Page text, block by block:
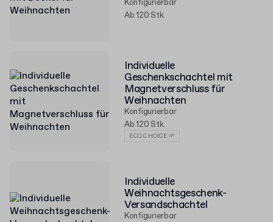
Konfigurierbar
Ab 120 Stk.
Individuelle
Geschenkschachtel mit
Magnetverschluss für
Weihnachten
Konfigurierbar
Ab 120 Stk.
ECO CHOICE 🌱
Individuelle
Weihnachtsgeschenk-
Versandschachtel
Konfigurierbar